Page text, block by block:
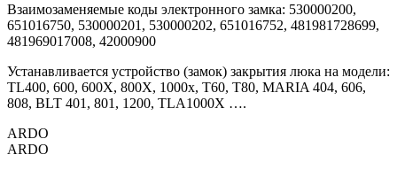
Взаимозаменяемые коды электронного замка: 530000200,
651016750, 530000201, 530000202, 651016752, 481981728699,
481969017008, 42000900
Устанавливается устройство (замок) закрытия люка на модели:
TL400, 600, 600X, 800X, 1000x, T60, T80, MARIA 404, 606,
808, BLT 401, 801, 1200, TLA1000X ….
ARDO
ARDO